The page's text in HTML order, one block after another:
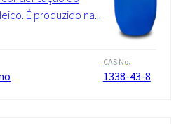
É produzido na...
CAS No.
1338-43-8